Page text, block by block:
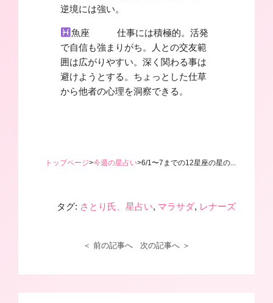
逆境には強い。
魚座 仕事には積極的。活発
で自信も強まりがち。人との交友範
囲は広がりやすい。深く関わる事は
避けようとする。ちょっとした仕草
から他者の心理を洞察できる。
トップページ>今週の星占い>6/1〜7までの12星座の星の...
タグ: さとり氏、星占い, マラサダ, レナーズ
＜ 前の記事へ 次の記事へ ＞